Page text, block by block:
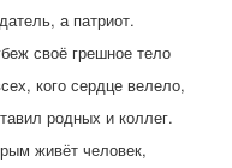
а патриот.
своё грешное тело
кого сердце велело,
родных и коллег.
живёт человек,